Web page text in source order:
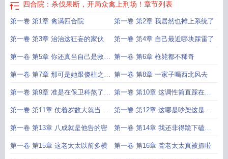
四合院：杀伐果断，开局众禽上刑场！ 章节列表
第一卷 第1章 禽满四合院 第一卷 第2章 我居然也摊上系统了
第一卷 第3章 治治这狂妄的家伙 第一卷 第4章 自己最近哪块踩雷了
第一卷 第5章 你还真当自己是救世
主了
第一卷 第6章 枪毙都不稀奇
第一卷 第7章 那可是她跟傻柱之间
心照不宣的勾当
第一卷 第8章 一家子喝西北风去
第一卷 第9章 准是在保卫科熬了一
整夜
第一卷 第10章 这调性简直踩在他
心坎上
第一卷 第11章 仗着岁数大就当人
形断头台
第一卷 第12章 这哪是吵架这是揭
棺材板啊
第一卷 第13章 八成就是他告的密 第一卷 第14章 我还非得跪下磕头
不成
第一卷 第15章 这老太太以前多横 第一卷 第16章 聋老太太真被抓啦